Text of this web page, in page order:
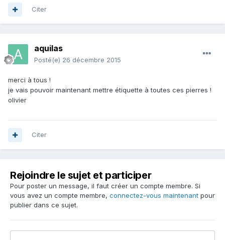
Citer
aquilas
Posté(e) 26 décembre 2015
merci à tous !
je vais pouvoir maintenant mettre étiquette à toutes ces pierres !
olivier
Citer
Rejoindre le sujet et participer
Pour poster un message, il faut créer un compte membre. Si
vous avez un compte membre, connectez-vous maintenant pour
publier dans ce sujet.